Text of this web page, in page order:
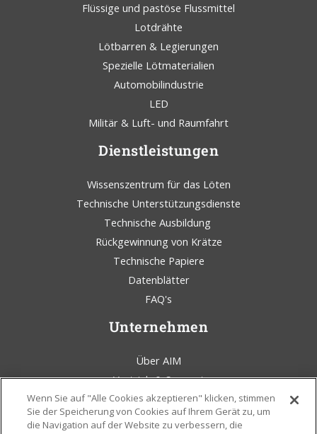
Flüssige und pastöse Flussmittel
Lotdrähte
Lötbarren & Legierungen
Spezielle Lötmaterialien
Automobilindustrie
LED
Militär & Luft- und Raumfahrt
Dienstleistungen
Wissenszentrum für das Löten
Technische Unterstützungsdienste
Technische Ausbildung
Rückgewinnung von Krätze
Technische Papiere
Datenblätter
FAQ's
Unternehmen
Über AIM
Vertrieb & Support
AIM Lötkolben Blog
Bedingungen und Konditionen
Wenn Sie auf "Alle Cookies akzeptieren" klicken, stimmen
Sie der Speicherung von Cookies auf Ihrem Gerät zu, um
die Navigation auf der Website zu verbessern, die